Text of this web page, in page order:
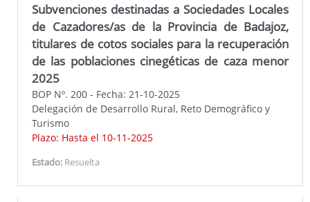
Subvenciones destinadas a Sociedades Locales
de Cazadores/as de la Provincia de Badajoz,
titulares de cotos sociales para la recuperación
de las poblaciones cinegéticas de caza menor
2025
BOP Nº. 200 - Fecha: 21-10-2025
Delegación de Desarrollo Rural, Reto Demográfico y
Turismo
Plazo: Hasta el 10-11-2025
Estado: Resuelta